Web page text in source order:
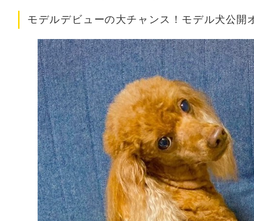
モデルデビューの大チャンス！モデル犬公開